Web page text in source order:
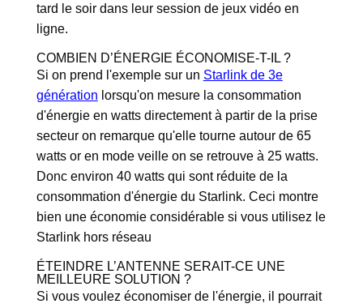
tard le soir dans leur session de jeux vidéo en
ligne.
COMBIEN D’ÉNERGIE ÉCONOMISE-T-IL ?
Si on prend l'exemple sur un Starlink de 3e
génération lorsqu'on mesure la consommation
d'énergie en watts directement à partir de la prise
secteur on remarque qu'elle tourne autour de 65
watts or en mode veille on se retrouve à 25 watts.
Donc environ 40 watts qui sont réduite de la
consommation d'énergie du Starlink. Ceci montre
bien une économie considérable si vous utilisez le
Starlink hors réseau
ÉTEINDRE L’ANTENNE SERAIT-CE UNE
MEILLEURE SOLUTION ?
Si vous voulez économiser de l'énergie, il pourrait